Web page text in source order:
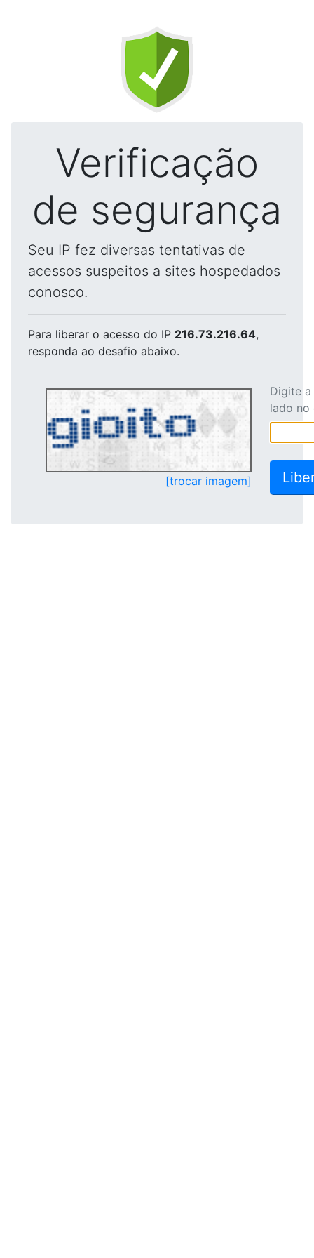
Verificação
de segurança
Seu IP fez diversas tentativas de
acessos suspeitos a sites hospedados
conosco.
Para liberar o acesso do IP 216.73.216.64,
responda ao desafio abaixo.
[trocar imagem]
Digite
lado no